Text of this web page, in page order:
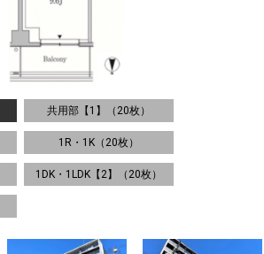
共用部【1】（20枚）
1R・1K（20枚）
1DK・1LDK【2】（20枚）